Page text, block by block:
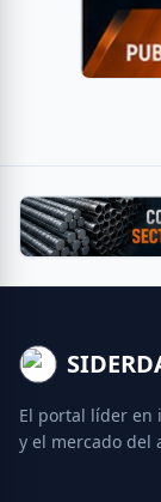
El portal líder en
y el mercado del